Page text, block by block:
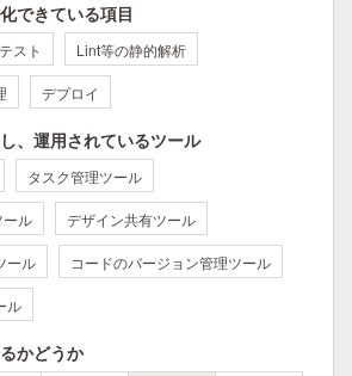
できている項目
テスト Lint等の静的解析
デプロイ
、運用されているツール
タスク管理ツール
ル デザイン共有ツール
ール コードのバージョン管理ツール
ル
かどうか